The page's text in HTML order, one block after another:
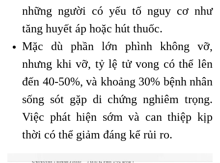
những người có yếu tố nguy cơ như
tăng huyết áp hoặc hút thuốc.
Mặc dù phần lớn phình không vỡ,
nhưng khi vỡ, tỷ lệ tử vong có thể lên
đến 40-50%, và khoảng 30% bệnh nhân
sống sót gặp di chứng nghiêm trọng.
Việc phát hiện sớm và can thiệp kịp
thời có thể giảm đáng kể rủi ro.